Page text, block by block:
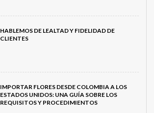
HABLEMOS DE LEALTAD Y FIDELIDAD DE
CLIENTES
IMPORTAR FLORES DESDE COLOMBIA A LOS
ESTADOS UNIDOS: UNA GUÍA SOBRE LOS
REQUISITOS Y PROCEDIMIENTOS